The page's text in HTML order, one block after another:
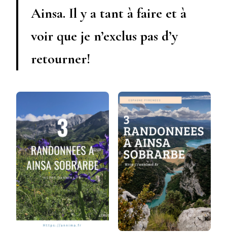
Ainsa. Il y a tant à faire et à
voir que je n’exclus pas d’y
retourner!